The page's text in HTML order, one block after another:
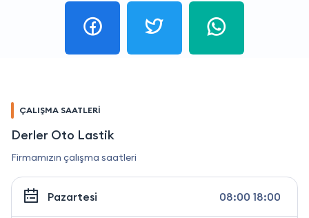
ÇALIŞMA SAATLERİ
Derler Oto Lastik
Firmamızın çalışma saatleri
Pazartesi 08:00 18:00